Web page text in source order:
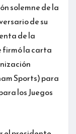
solemne de la
de su
de la
firmó la carta
Sports) para
los Juegos